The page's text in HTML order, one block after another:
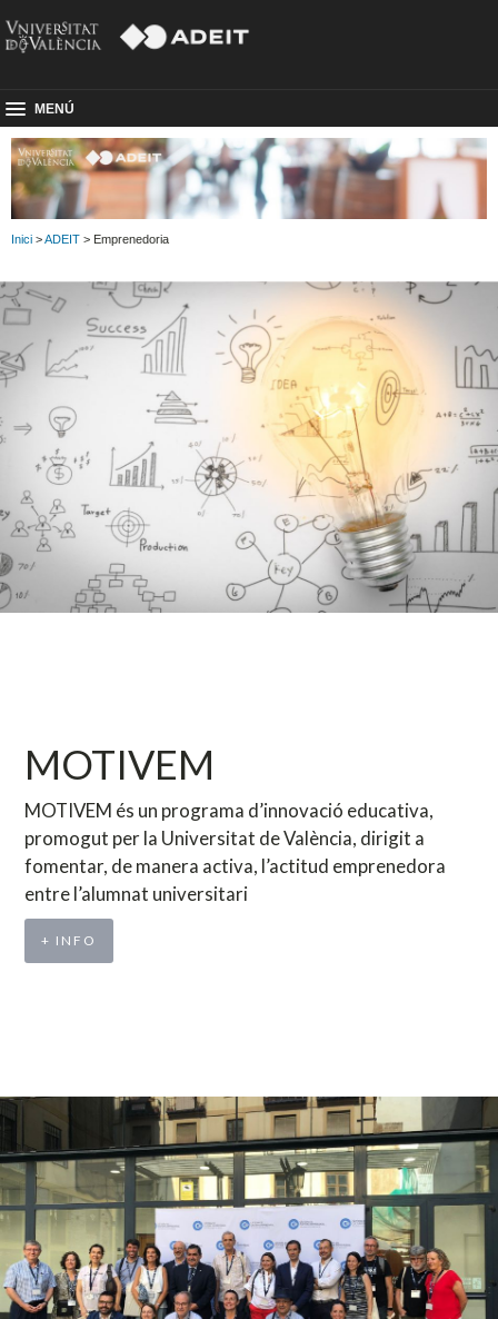
MENÚ
Inici >ADEIT > Emprenedoria
MOTIVEM
MOTIVEM és un programa d’innovació educativa,
promogut per la Universitat de València, dirigit a
fomentar, de manera activa, l’actitud emprenedora
entre l’alumnat universitari
+ INFO